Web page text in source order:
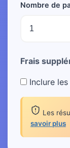
Nombre de
Frais
Inclure
Les
savoir plus